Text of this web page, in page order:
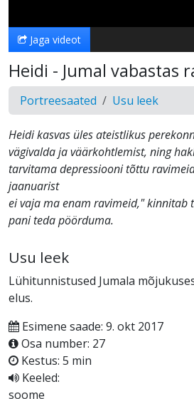
Jaga videot
Heidi - Jumal vabastas
Portreesaated Usu leek
Heidi kasvas üles ateistlikus
vägivalda ja väärkohtlemist, ning
tarvitama depressiooni tõttu
jaanuarist
ei vaja ma enam ravimeid," kinnitab
pani teda pöörduma.
Usu leek
Lühitunnistused Jumala
elus.
Esimene saade: 9. okt 2017
Osa number: 27
Kestus: 5 min
Keeled:
soome